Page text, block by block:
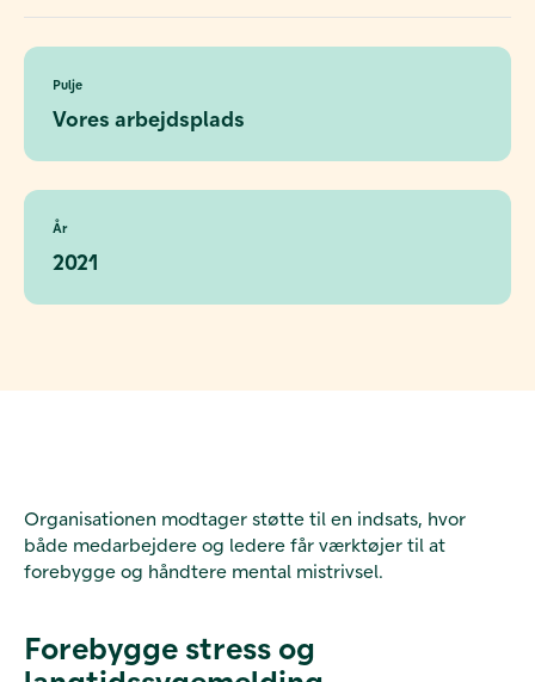
Pulje
Vores arbejdsplads
År
2021
Organisationen modtager støtte til en indsats, hvor
både medarbejdere og ledere får værktøjer til at
forebygge og håndtere mental mistrivsel.
Forebygge stress og